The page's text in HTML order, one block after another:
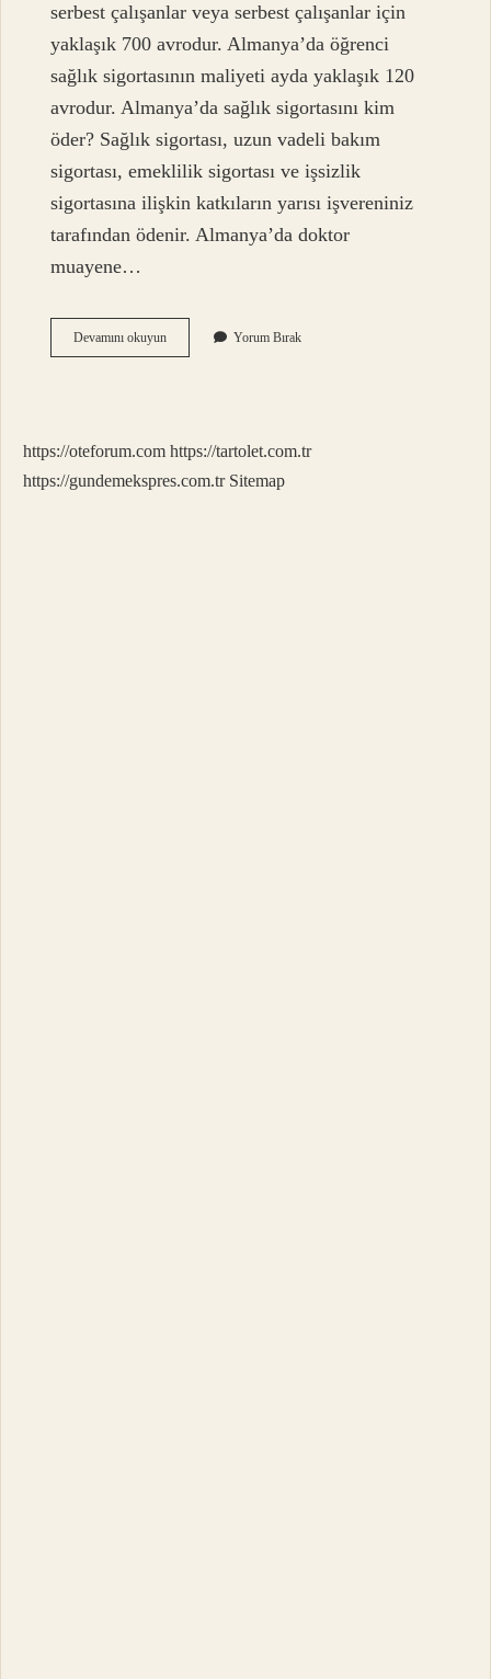
serbest çalışanlar veya serbest çalışanlar için
yaklaşık 700 avrodur. Almanya’da öğrenci
sağlık sigortasının maliyeti ayda yaklaşık 120
avrodur. Almanya’da sağlık sigortasını kim
öder? Sağlık sigortası, uzun vadeli bakım
sigortası, emeklilik sigortası ve işsizlik
sigortasına ilişkin katkıların yarısı işvereniniz
tarafından ödenir. Almanya’da doktor
muayene…
Devamını okuyunAlmanya
Sağlık
Yorum Bırak
https://oteforum.com https://tartolet.com.tr
https://gundemekspres.com.tr Sitemap